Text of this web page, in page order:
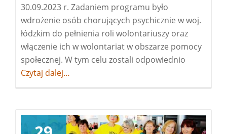
30.09.2023 r. Zadaniem programu było
wdrożenie osób chorujących psychicznie w woj.
łódzkim do pełnienia roli wolontariuszy oraz
włączenie ich w wolontariat w obszarze pomocy
społecznej. W tym celu zostali odpowiednio
poprzez
Czytaj dalej…